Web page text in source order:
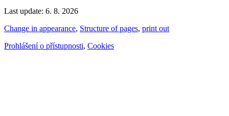
Last update: 6. 8. 2026
Change in appearance, Structure of pages, print out
Prohlášení o přístupnosti, Cookies